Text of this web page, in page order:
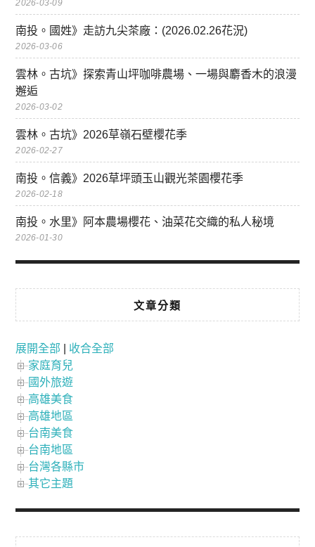
2026-03-09
南投。國姓》走訪九尖茶廠：(2026.02.26花況)
2026-03-06
雲林。古坑》探索青山坪咖啡農場、一場與麝香木的浪漫
邂逅
2026-03-02
雲林。古坑》2026草嶺石壁櫻花季
2026-02-27
南投。信義》2026草坪頭玉山觀光茶園櫻花季
2026-02-18
南投。水里》阿本農場櫻花、油菜花交織的私人秘境
2026-01-30
文章分類
展開全部
收合全部
家庭育兒
國外旅遊
高雄美食
高雄地區
台南美食
台南地區
台灣各縣市
其它主題